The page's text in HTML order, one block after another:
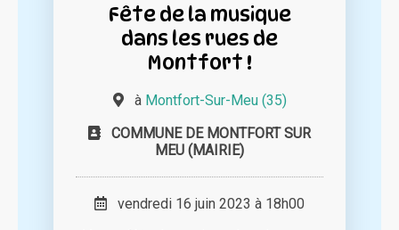
Fête de la musique
dans les rues de
Montfort !
à Montfort-Sur-Meu (35)
COMMUNE DE MONTFORT SUR
MEU (MAIRIE)
vendredi 16 juin 2023 à 18h00